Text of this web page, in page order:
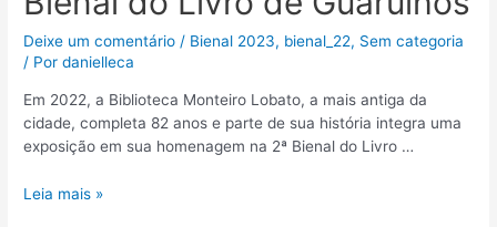
Deixe um comentário / Bienal 2023, bienal_22, Sem categoria
/ Pordanielleca
Em 2022, a Biblioteca Monteiro Lobato, a mais antiga da
cidade, completa 82 anos e parte de sua história integra uma
exposição em sua homenagem na 2ª Bienal do Livro …
Leia mais »